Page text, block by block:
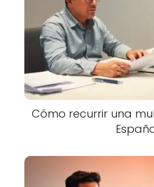
Cómo recurrir una